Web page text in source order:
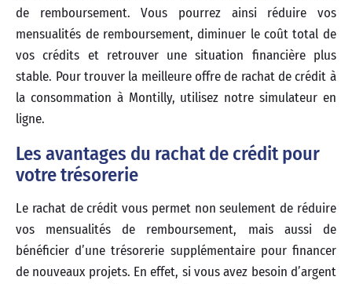
de remboursement. Vous pourrez ainsi réduire vos
mensualités de remboursement, diminuer le coût total de
vos crédits et retrouver une situation financière plus
stable. Pour trouver la meilleure offre de rachat de crédit à
la consommation à Montilly, utilisez notre simulateur en
ligne.
Les avantages du rachat de crédit pour
votre trésorerie
Le rachat de crédit vous permet non seulement de réduire
vos mensualités de remboursement, mais aussi de
bénéficier d’une trésorerie supplémentaire pour financer
de nouveaux projets. En effet, si vous avez besoin d’argent